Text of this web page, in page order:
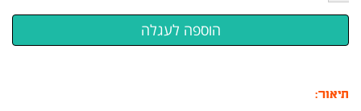
תיאור: